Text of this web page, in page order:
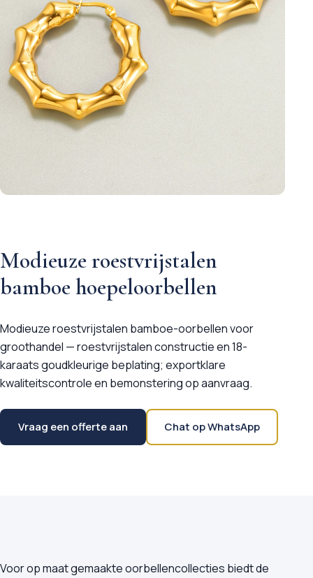
Modieuze roestvrijstalen
bamboe hoepeloorbellen
Modieuze roestvrijstalen bamboe-oorbellen voor
groothandel — roestvrijstalen constructie en 18-
karaats goudkleurige beplating; exportklare
kwaliteitscontrole en bemonstering op aanvraag.
Vraag een offerte aan Chat op WhatsApp
Voor op maat gemaakte oorbellencollecties biedt de